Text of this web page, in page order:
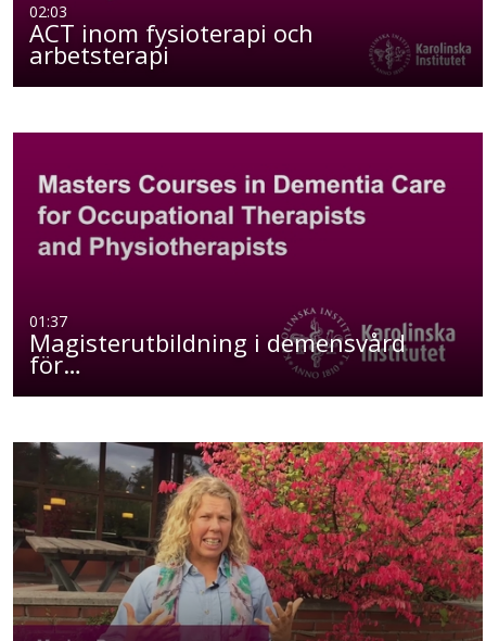
02:03
ACT inom fysioterapi och
arbetsterapi
01:37
Magisterutbildning i demensvård
för…